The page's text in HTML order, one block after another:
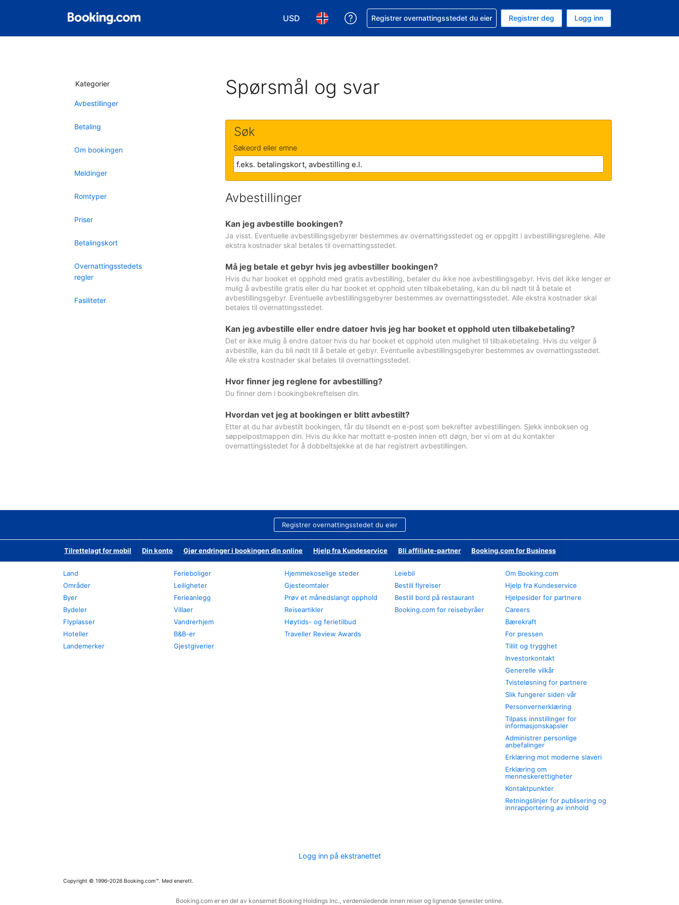
USD
Velg valuta. Du har valgt Amerikansk dollar som valuta
Velg språk. Du har valgt Norsk som språk
Få hjelp med bookingen din
Registrer overnattingsstedet du eier Registrer deg Logg inn
Kategorier
Avbestillinger
Betaling
Om bookingen
Meldinger
Romtyper
Priser
Betalingskort
Overnattingsstedets
regler
Fasiliteter
Spørsmål og svar
Søk
Søkeord eller emne
Avbestillinger
Kan jeg avbestille bookingen?
Ja visst. Eventuelle avbestillingsgebyrer bestemmes av overnattingsstedet og er oppgitt i avbestillingsreglene. Alle
ekstra kostnader skal betales til overnattingsstedet.
Må jeg betale et gebyr hvis jeg avbestiller bookingen?
Hvis du har booket et opphold med gratis avbestilling, betaler du ikke noe avbestillingsgebyr. Hvis det ikke lenger er
mulig å avbestille gratis eller du har booket et opphold uten tilbakebetaling, kan du bli nødt til å betale et
avbestillingsgebyr. Eventuelle avbestillingsgebyrer bestemmes av overnattingsstedet. Alle ekstra kostnader skal
betales til overnattingsstedet.
Kan jeg avbestille eller endre datoer hvis jeg har booket et opphold uten tilbakebetaling?
Det er ikke mulig å endre datoer hvis du har booket et opphold uten mulighet til tilbakebetaling. Hvis du velger å
avbestille, kan du bli nødt til å betale et gebyr. Eventuelle avbestillingsgebyrer bestemmes av overnattingsstedet.
Alle ekstra kostnader skal betales til overnattingsstedet.
Hvor finner jeg reglene for avbestilling?
Du finner dem i bookingbekreftelsen din.
Hvordan vet jeg at bookingen er blitt avbestilt?
Etter at du har avbestilt bookingen, får du tilsendt en e-post som bekrefter avbestillingen. Sjekk innboksen og
søppelpostmappen din. Hvis du ikke har mottatt e-posten innen ett døgn, ber vi om at du kontakter
overnattingsstedet for å dobbeltsjekke at de har registrert avbestillingen.
Registrer overnattingsstedet du eier
Tilrettelagt for mobil Din konto Gjør endringer i bookingen din online Hjelp fra Kundeservice Bli affiliate-partner Booking.com for Business
Land
Områder
Byer
Bydeler
Flyplasser
Hoteller
Landemerker
Ferieboliger
Leiligheter
Ferieanlegg
Villaer
Vandrerhjem
B&B-er
Gjestgiverier
Hjemmekoselige steder
Gjesteomtaler
Prøv et månedslangt opphold
Reiseartikler
Høytids- og ferietilbud
Traveller Review Awards
Leiebil
Bestill flyreiser
Bestill bord på restaurant
Booking.com for reisebyråer
Om Booking.com
Hjelp fra Kundeservice
Hjelpesider for partnere
Careers
Bærekraft
For pressen
Tillit og trygghet
Investorkontakt
Generelle vilkår
Tvisteløsning for partnere
Slik fungerer siden vår
Personvernerklæring
Tilpass innstillinger for
informasjonskapsler
Administrer personlige
anbefalinger
Erklæring mot moderne slaveri
Erklæring om
menneskerettigheter
Kontaktpunkter
Retningslinjer for publisering og
innrapportering av innhold
Logg inn på ekstranettet
Copyright © 1996–2026 Booking.com™. Med enerett.
Booking.com er en del av konsernet Booking Holdings Inc., verdensledende innen reiser og lignende tjenester online.